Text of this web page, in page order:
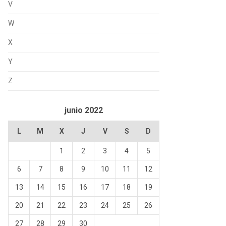
V
W
X
Y
Z
junio 2022
L M X J V S D
1 2 3 4 5
6 7 8 9 10 11 12
13 14 15 16 17 18 19
20 21 22 23 24 25 26
27 28 29 30